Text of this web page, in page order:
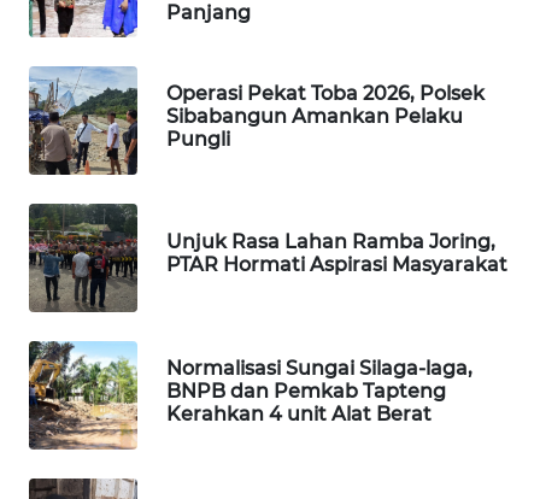
Panjang
Operasi Pekat Toba 2026, Polsek
Sibabangun Amankan Pelaku
Pungli
Unjuk Rasa Lahan Ramba Joring,
PTAR Hormati Aspirasi Masyarakat
Normalisasi Sungai Silaga-laga,
BNPB dan Pemkab Tapteng
Kerahkan 4 unit Alat Berat
KONSUMEN
FORWAMKI
ALPERKLINAS
FORJASIDA
NEWS
SITUNGIR
NEWS